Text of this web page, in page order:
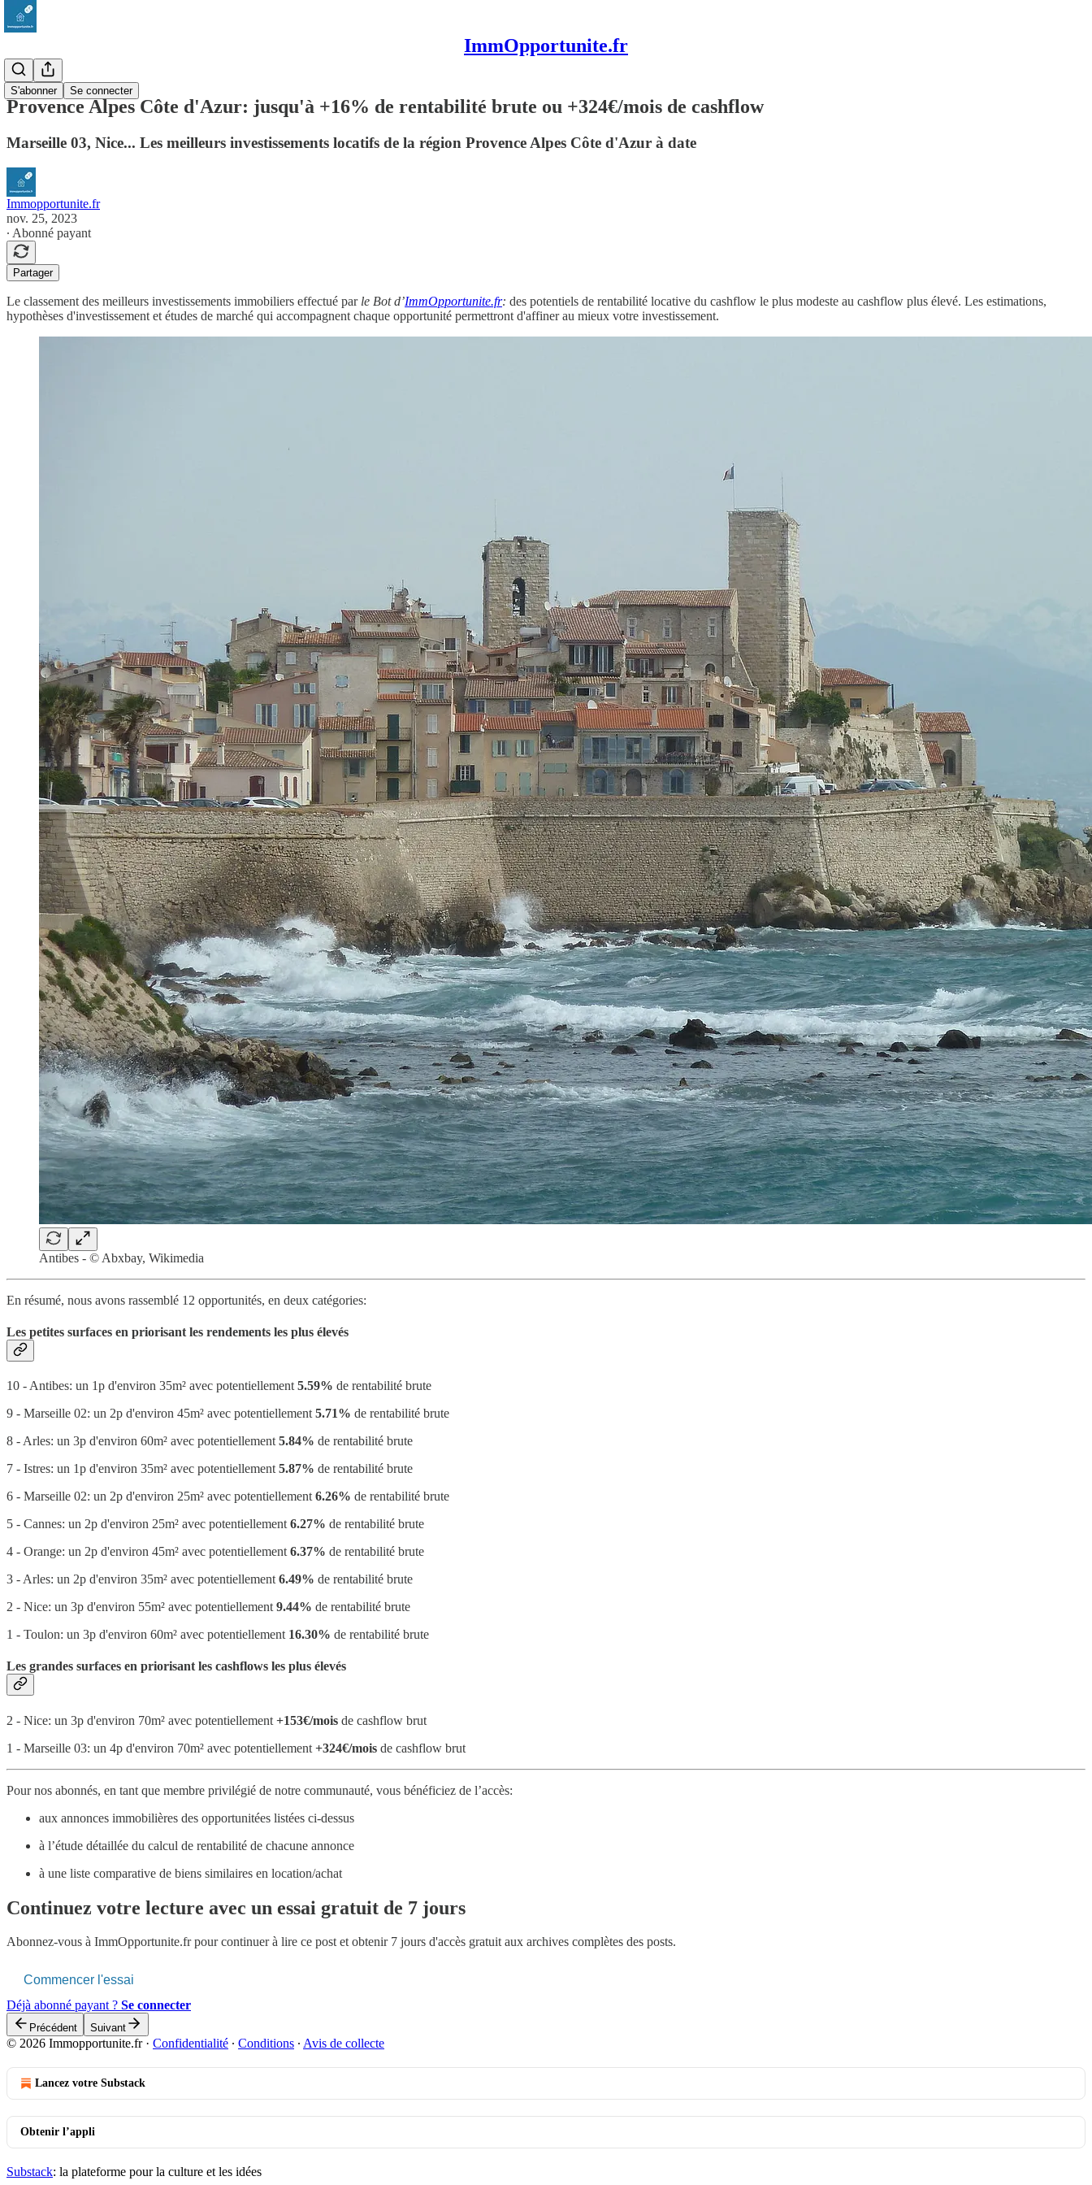
ImmOpportunite.fr
S'abonner Se connecter
PACA
Provence Alpes Côte d'Azur: jusqu'à +16% de rentabilité brute ou +324€/mois de cashflow
Marseille 03, Nice... Les meilleurs investissements locatifs de la région Provence Alpes Côte d'Azur à date
Immopportunite.fr
nov. 25, 2023
∙ Abonné payant
Partager
Le classement des meilleurs investissements immobiliers effectué par le Bot d’ImmOpportunite.fr: des potentiels de rentabilité locative du cashflow le plus modeste au cashflow plus élevé. Les estimations,
hypothèses d'investissement et études de marché qui accompagnent chaque opportunité permettront d'affiner au mieux votre investissement.
Antibes - © Abxbay, Wikimedia
En résumé, nous avons rassemblé 12 opportunités, en deux catégories:
Les petites surfaces en priorisant les rendements les plus élevés
10 - Antibes: un 1p d'environ 35m² avec potentiellement 5.59% de rentabilité brute
9 - Marseille 02: un 2p d'environ 45m² avec potentiellement 5.71% de rentabilité brute
8 - Arles: un 3p d'environ 60m² avec potentiellement 5.84% de rentabilité brute
7 - Istres: un 1p d'environ 35m² avec potentiellement 5.87% de rentabilité brute
6 - Marseille 02: un 2p d'environ 25m² avec potentiellement 6.26% de rentabilité brute
5 - Cannes: un 2p d'environ 25m² avec potentiellement 6.27% de rentabilité brute
4 - Orange: un 2p d'environ 45m² avec potentiellement 6.37% de rentabilité brute
3 - Arles: un 2p d'environ 35m² avec potentiellement 6.49% de rentabilité brute
2 - Nice: un 3p d'environ 55m² avec potentiellement 9.44% de rentabilité brute
1 - Toulon: un 3p d'environ 60m² avec potentiellement 16.30% de rentabilité brute
Les grandes surfaces en priorisant les cashflows les plus élevés
2 - Nice: un 3p d'environ 70m² avec potentiellement +153€/mois de cashflow brut
1 - Marseille 03: un 4p d'environ 70m² avec potentiellement +324€/mois de cashflow brut
Pour nos abonnés, en tant que membre privilégié de notre communauté, vous bénéficiez de l’accès:
aux annonces immobilières des opportunitées listées ci-dessus
à l’étude détaillée du calcul de rentabilité de chacune annonce
à une liste comparative de biens similaires en location/achat
Continuez votre lecture avec un essai gratuit de 7 jours
Abonnez-vous à ImmOpportunite.frpour continuer à lire ce post et obtenir 7 jours d'accès gratuit aux archives complètes des posts.
Commencer l'essai
Déjà abonné payant ? Se connecter
Précédent Suivant
© 2026 Immopportunite.fr· Confidentialité ∙ Conditions ∙ Avis de collecte
Lancez votre Substack
Obtenir l’appli
Substack: la plateforme pour la culture et les idées